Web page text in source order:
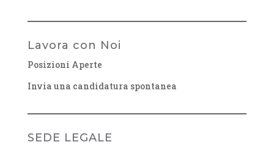
Lavora con Noi
Posizioni Aperte
Invia una candidatura spontanea
SEDE LEGALE